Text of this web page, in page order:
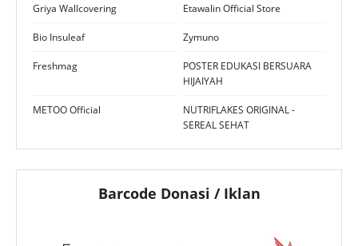
Griya Wallcovering Etawalin Official Store
Bio Insuleaf Zymuno
Freshmag
POSTER EDUKASI BERSUARA
HIJAIYAH
METOO Official
NUTRIFLAKES ORIGINAL -
SEREAL SEHAT
Barcode Donasi / Iklan